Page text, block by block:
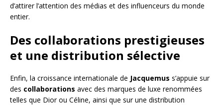
d’attirer l’attention des médias et des influenceurs du monde
entier.
Des collaborations prestigieuses
et une distribution sélective
Enfin, la croissance internationale de Jacquemus s’appuie sur
des collaborations avec des marques de luxe renommées
telles que Dior ou Céline, ainsi que sur une distribution